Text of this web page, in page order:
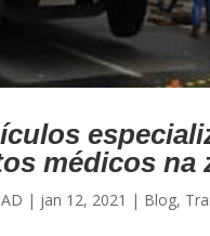
médicos na
| jan 12, 2021 | Blog,